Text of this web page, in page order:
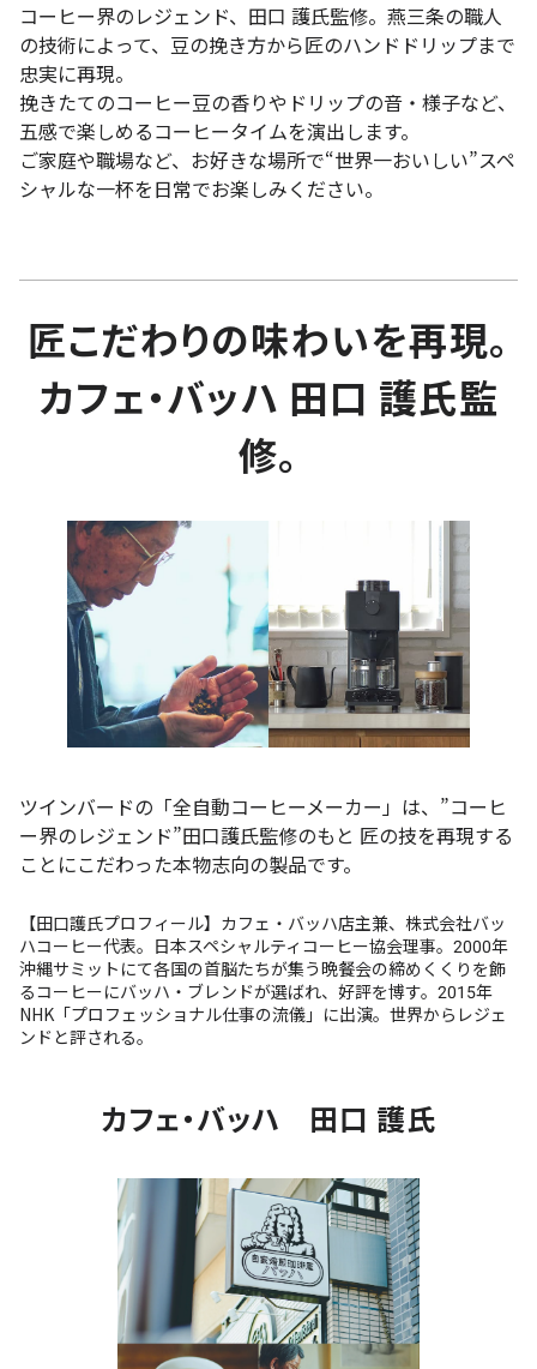
コーヒー界のレジェンド、田口 護氏監修。燕三条の職人
の技術によって、豆の挽き方から匠のハンドドリップまで
忠実に再現。
挽きたてのコーヒー豆の香りやドリップの音・様子など、
五感で楽しめるコーヒータイムを演出します。
ご家庭や職場など、お好きな場所で“世界一おいしい”スペ
シャルな一杯を日常でお楽しみください。
匠こだわりの味わいを再現。
カフェ・バッハ 田口 護氏監
修。
ツインバードの「全自動コーヒーメーカー」は、”コーヒ
ー界のレジェンド”田口護氏監修のもと 匠の技を再現する
ことにこだわった本物志向の製品です。
【田口護氏プロフィール】カフェ・バッハ店主兼、株式会社バッ
ハコーヒー代表。日本スペシャルティコーヒー協会理事。2000年
沖縄サミットにて各国の首脳たちが集う晩餐会の締めくくりを飾
るコーヒーにバッハ・ブレンドが選ばれ、好評を博す。2015年
NHK「プロフェッショナル仕事の流儀」に出演。世界からレジェ
ンドと評される。
カフェ・バッハ 田口 護氏